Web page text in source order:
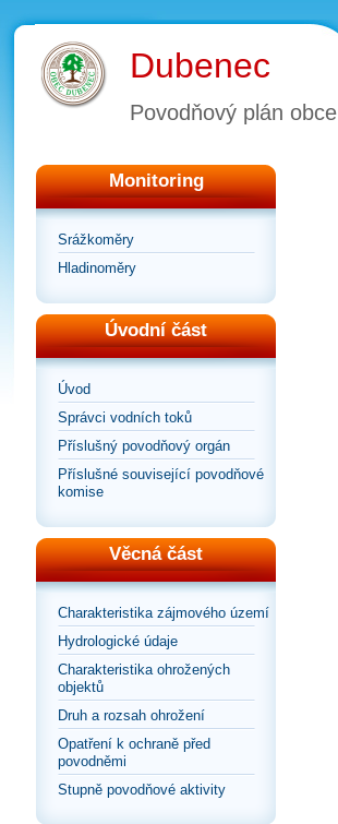
Dubenec
Povodňový plán obce
Monitoring
Srážkoměry
Hladinoměry
Úvodní část
Úvod
Správci vodních toků
Příslušný povodňový orgán
Příslušné související povodňové
komise
Věcná část
Charakteristika zájmového území
Hydrologické údaje
Charakteristika ohrožených
objektů
Druh a rozsah ohrožení
Opatření k ochraně před
povodněmi
Stupně povodňové aktivity